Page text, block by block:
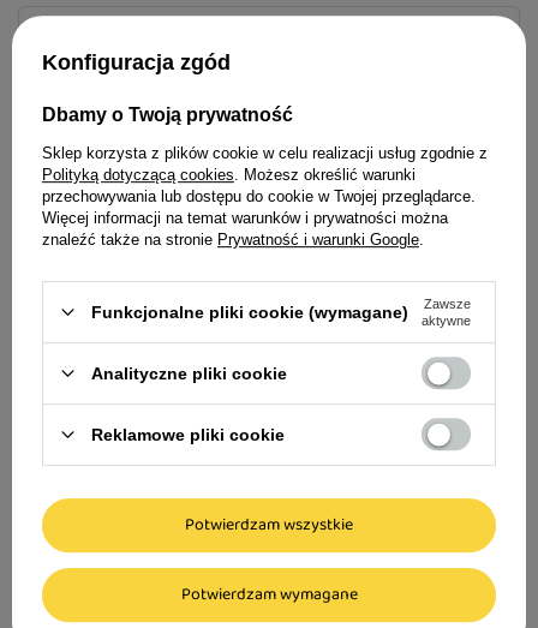
wybrednych kotów
Delikatna, kremowa konsystencja łatwa do
spożycia
Wspiera zdrowie jelit i prawidłowe
trawienie dzięki zawartości
fruktooligosacharydów
Może być podawana bezpośrednio z ręki
lub jako dodatek do posiłku
Wygodne porcje 4 x 14 g
Brit Care Cat Creamy Duo Mousse z kurczakiem
i kaczką - wyjątkowo smakowity mus dla
kocich smakoszy
Opinie
Idealne uzupełnienie dla Twojego
czworonoga
Brit Care Cat
dla kota Kaczka
24,99 zł
156,19 zł / kg
Konfiguracja zgód
Dbamy o Twoją prywatność
Sklep korzysta z plików cookie w celu realizacji usług zgodnie z
Polityką dotyczącą cookies . Możesz określić warunki
przechowywania lub dostępu do cookie w Twojej przeglądarce.
Więcej informacji na temat warunków i prywatności można
znaleźć także na stronie Prywatność i warunki Google
Funkcjonalne pliki cookie (wymagane) Zawsze
aktywne
Analityczne pliki cookie
Reklamowe pliki cookie
Potwierdzam wymagane
Potwierdzam wszystkie